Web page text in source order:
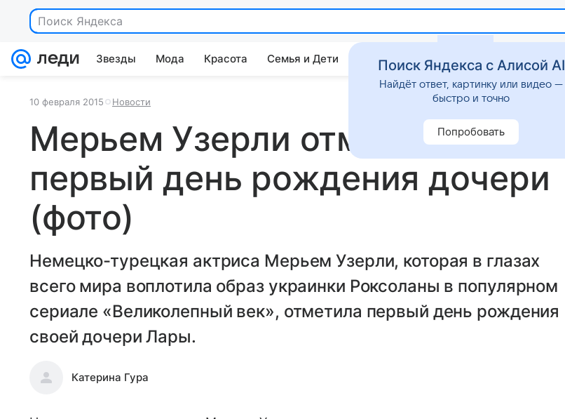
Поиск Яндекса
Звезды Мода Красота Семья и Дети Дом Гороскопы Стиль жизни
10 февраля 2015 Новости
Мерьем Узерли отметила
первый день рождения дочери
(фото)
Немецко-турецкая актриса Мерьем Узерли, которая в глазах
всего мира воплотила образ украинки Роксоланы в популярном
сериале «Великолепный век», отметила первый день рождения
своей дочери Лары.
Катерина Гура
Поиск Яндекса с Алисой AI
Найдёт ответ, картинку или видео —
быстро и точно
Попробовать